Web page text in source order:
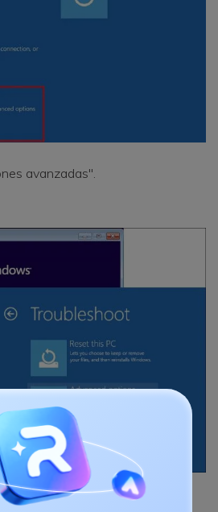
avanzadas".
la reparación de inicio, selecciona